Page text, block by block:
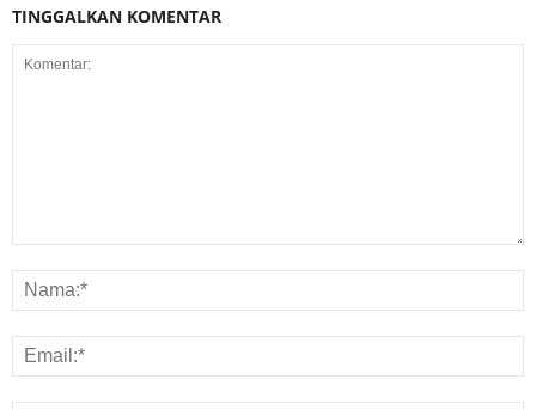
TINGGALKAN KOMENTAR